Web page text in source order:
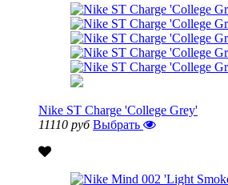
Nike ST Charge 'College Grey'
11110 руб Выбрать